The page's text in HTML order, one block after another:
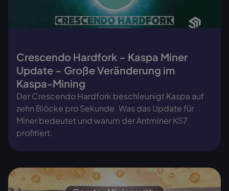
Crescendo Hardfork – Kaspa Miner
Update – Große Veränderung im
Kaspa-Mining
Der Crescendo Hardfork beschleunigt Kaspa auf
zehn Blöcke pro Sekunde. Was das Update für
Miner bedeutet und warum der Antminer KS7
profitiert.